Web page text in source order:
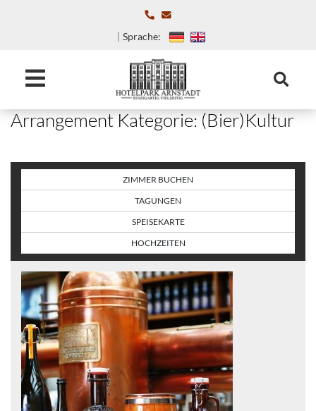
Sprache:
Arrangement Kategorie:(Bier)Kultur
ZIMMER BUCHEN
TAGUNGEN
SPEISEKARTE
HOCHZEITEN